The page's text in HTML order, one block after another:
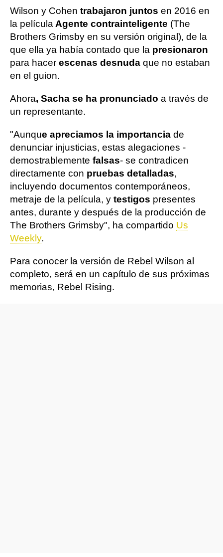
Wilson y Cohen trabajaron juntos en 2016 en
la película Agente contrainteligente (The
Brothers Grimsby en su versión original), de la
que ella ya había contado que la presionaron
para hacer escenas desnuda que no estaban
en el guion.
Ahora, Sacha se ha pronunciado a través de
un representante.
"Aunque apreciamos la importancia de
denunciar injusticias, estas alegaciones -
demostrablemente falsas- se contradicen
directamente con pruebas detalladas,
incluyendo documentos contemporáneos,
metraje de la película, y testigos presentes
antes, durante y después de la producción de
The Brothers Grimsby", ha compartido Us
Weekly.
Para conocer la versión de Rebel Wilson al
completo, será en un capítulo de sus próximas
memorias, Rebel Rising.